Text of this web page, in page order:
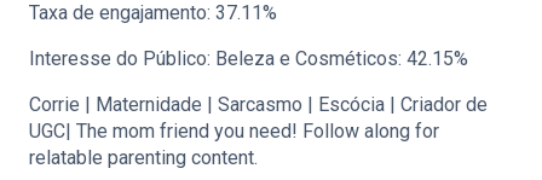
Taxa de engajamento: 37.11%
Interesse do Público: Beleza e Cosméticos: 42.15%
Corrie | Maternidade | Sarcasmo | Escócia | Criador de
UGC| The mom friend you need! Follow along for
relatable parenting content.